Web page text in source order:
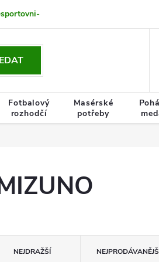
zboží
Fotbalový
rozhodčí
Masérské
potřeby
NEJDRAŽŠÍ